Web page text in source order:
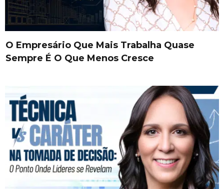
O Empresário Que Mais Trabalha Quase
Sempre É O Que Menos Cresce